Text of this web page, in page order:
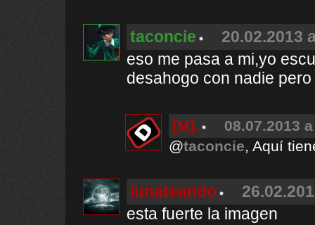
taconcie
20.02.2013
eso me pasa a mi,yo
desahogo con nadie
[M].
08.07.2013
@taconcie, Aquí
lunateando
esta fuerte la imagen